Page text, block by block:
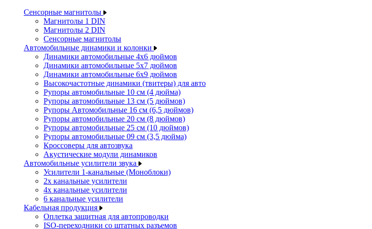
Сенсорные магнитолы
Магнитолы 1 DIN
Магнитолы 2 DIN
Сенсорные магнитолы
Автомобильные динамики и колонки
Динамики автомобильные 4x6 дюймов
Динамики автомобильные 5x7 дюймов
Динамики автомобильные 6x9 дюймов
Высокочастотные динамики (твитеры) для авто
Рупоры автомобильные 10 см (4 дюйма)
Рупоры автомобильные 13 см (5 дюймов)
Рупоры Автомобильные 16 см (6,5 дюймов)
Рупоры автомобильные 20 см (8 дюймов)
Рупоры автомобильные 25 см (10 дюймов)
Рупоры автомобильные 09 см (3,5 дюйма)
Кроссоверы для автозвука
Акустические модули динамиков
Автомобильные усилители звука
Усилители 1-канальные (Моноблоки)
2х канальные усилители
4х канальные усилители
6 канальные усилители
Кабельная продукция
Оплетка защитная для автопроводки
ISO-переходники со штатных разъемов